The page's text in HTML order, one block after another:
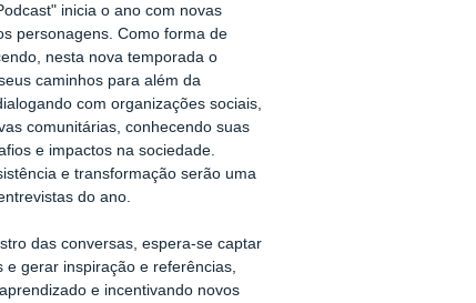
inicia o ano com novas
personagens. Como forma de
nesta nova temporada o
caminhos para além da
com organizações sociais,
comunitárias, conhecendo suas
e impactos na sociedade.
e transformação serão uma
do ano.
das conversas, espera-se captar
e gerar inspiração e referências,
e incentivando novos